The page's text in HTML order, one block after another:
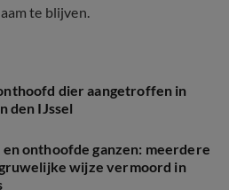
te blijven.
dier aangetroffen in
den IJssel
en onthoofde ganzen: meerdere
wijze vermoord in